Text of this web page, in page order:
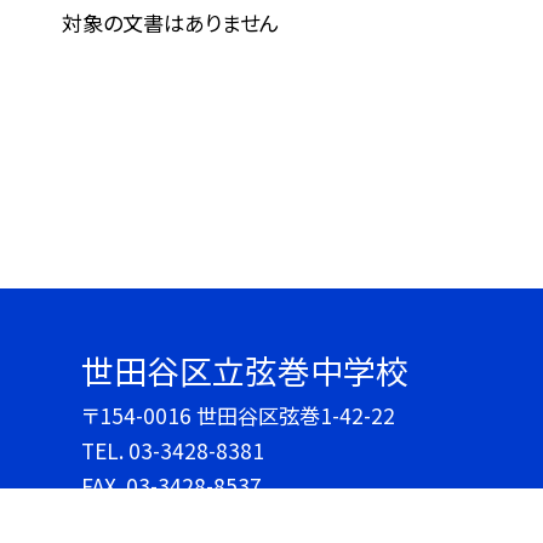
対象の文書はありません
世田谷区立弦巻中学校
〒154-0016 世田谷区弦巻1-42-22
TEL. 03-3428-8381
FAX. 03-3428-8537